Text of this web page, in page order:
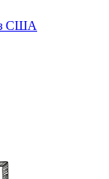
США